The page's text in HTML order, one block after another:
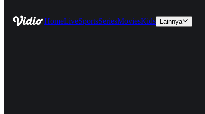
HomeLiveSportsSeriesMoviesKids Lainnya